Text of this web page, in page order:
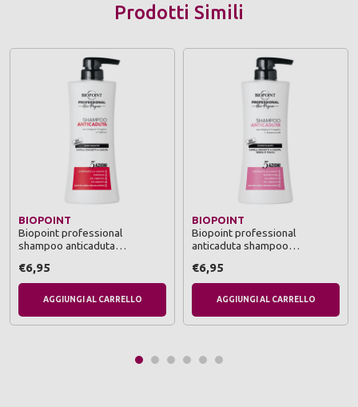
Prodotti Simili
BIOPOINT
Biopoint professional
shampoo anticaduta
soggetti a caduta 400 ml
€6,95
AGGIUNGI AL CARRELLO
BIOPOINT
Biopoint professional
anticaduta shampoo
soggetti a caduta, deboli e
fragili 400 ml
€6,95
AGGIUNGI AL CARRELLO